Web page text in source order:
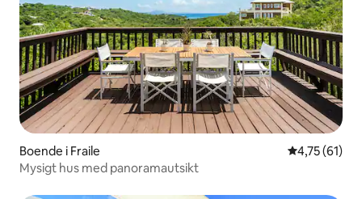
Boende i Fraile 4,75 av 5 i
4,75 (61)
Mysigt hus med panoramautsikt